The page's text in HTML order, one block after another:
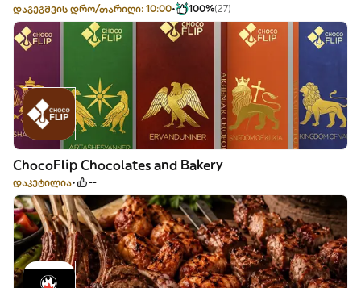
დაგეგმვის დრო/თარიღი: 10:00 100%(27)
ChocoFlip Chocolates and Bakery
დაკეტილია --